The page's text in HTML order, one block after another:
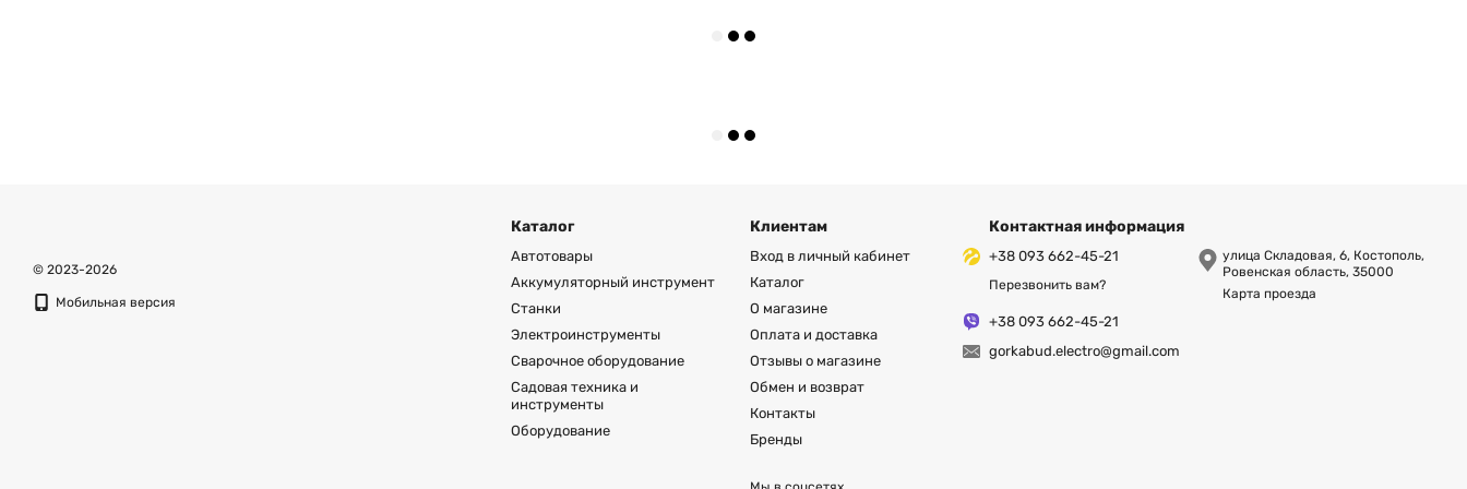
© 2023-2026
Мобильная версия
Каталог
Автотовары
Аккумуляторный инструмент
Станки
Электроинструменты
Сварочное оборудование
Садовая техника и
инструменты
Оборудование
Клиентам
Вход в личный кабинет
Каталог
О магазине
Оплата и доставка
Отзывы о магазине
Обмен и возврат
Контакты
Бренды
Контактная информация
+38 093 662-45-21
Перезвонить вам?
+38 093 662-45-21
gorkabud.electro@gmail.com
улица Складовая, 6, Костополь,
Ровенская область, 35000
Карта проезда